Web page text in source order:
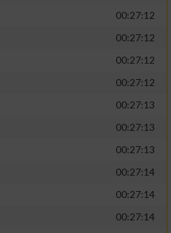
00:27:12
00:27:12
00:27:12
00:27:12
00:27:13
00:27:13
00:27:13
00:27:14
00:27:14
00:27:14